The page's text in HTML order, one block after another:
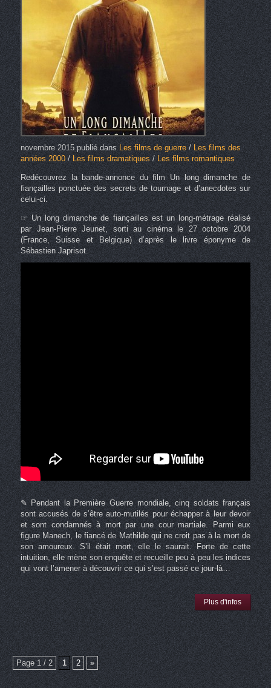
novembre 2015publié dans Les films de guerre/Les films des
années 2000/ Les films dramatiques/ Les films romantiques
Redécouvrez la bande-annonce du film Un long dimanche de
fiançailles ponctuée des secrets de tournage et d’anecdotes sur
celui-ci.
☞ Un long dimanche de fiançailles est un long-métrage réalisé
par Jean-Pierre Jeunet, sorti au cinéma le 27 octobre 2004
(France, Suisse et Belgique) d’après le livre éponyme de
Sébastien Japrisot.
✎ Pendant la Première Guerre mondiale, cinq soldats français
sont accusés de s’être auto-mutilés pour échapper à leur devoir
et sont condamnés à mort par une cour martiale. Parmi eux
figure Manech, le fiancé de Mathilde qui ne croit pas à la mort de
son amoureux. S’il était mort, elle le saurait. Forte de cette
intuition, elle mène son enquête et recueille peu à peu les indices
qui vont l’amener à découvrir ce qui s’est passé ce jour-là…
Plus d'infos
Page 1 / 2 1 2 »